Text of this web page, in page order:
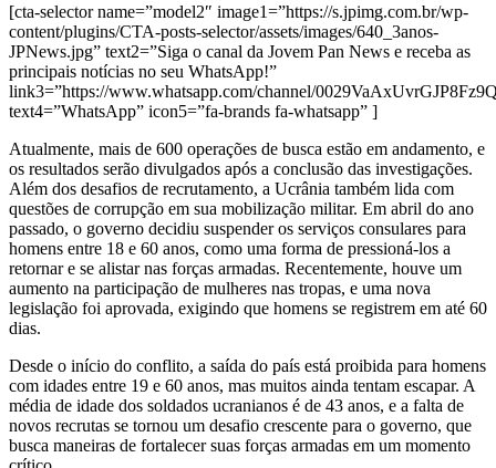
[cta-selector name=”model2″ image1=”https://s.jpimg.com.br/wp-
content/plugins/CTA-posts-selector/assets/images/640_3anos-
JPNews.jpg” text2=”Siga o canal da Jovem Pan News e receba as
principais notícias no seu WhatsApp!”
link3=”https://www.whatsapp.com/channel/
text4=”WhatsApp” icon5=”fa-brands fa-whatsapp” ]
Atualmente, mais de 600 operações de busca estão em andamento, e
os resultados serão divulgados após a conclusão das investigações.
Além dos desafios de recrutamento, a Ucrânia também lida com
questões de corrupção em sua mobilização militar. Em abril do ano
passado, o governo decidiu suspender os serviços consulares para
homens entre 18 e 60 anos, como uma forma de pressioná-los a
retornar e se alistar nas forças armadas. Recentemente, houve um
aumento na participação de mulheres nas tropas, e uma nova
legislação foi aprovada, exigindo que homens se registrem em até 60
dias.
Desde o início do conflito, a saída do país está proibida para homens
com idades entre 19 e 60 anos, mas muitos ainda tentam escapar. A
média de idade dos soldados ucranianos é de 43 anos, e a falta de
novos recrutas se tornou um desafio crescente para o governo, que
busca maneiras de fortalecer suas forças armadas em um momento